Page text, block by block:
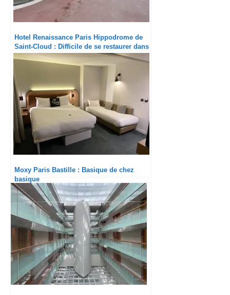
Hotel Renaissance Paris Hippodrome de
Saint-Cloud : Difficile de se restaurer dans
la pampa
Moxy Paris Bastille : Basique de chez
basique